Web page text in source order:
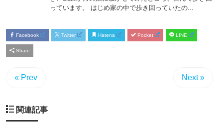
Facebook Twitter Hatena Pocket LINE
Share
« Prev Next »
関連記事